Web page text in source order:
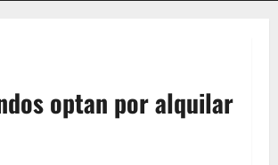
optan por alquilar